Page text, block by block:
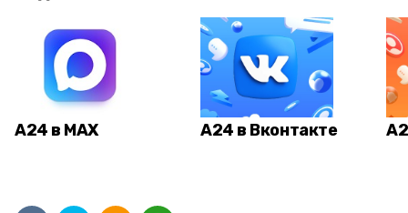
А24 в MAX А24 в Вконтакте